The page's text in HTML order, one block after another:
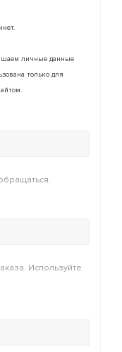
личные данные
только для
Используйте